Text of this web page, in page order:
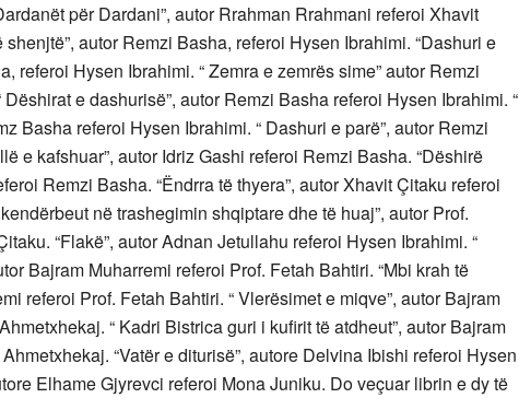
për Dardani”, autor Rrahman Rrahmani referoi Xhavit
autor Remzi Basha, referoi Hysen Ibrahimi. “Dashuri e
referoi Hysen Ibrahimi. “ Zemra e zemrës sime” autor Remzi
e dashurisë”, autor Remzi Basha referoi Hysen Ibrahimi. “
Basha referoi Hysen Ibrahimi. “ Dashuri e parë”, autor Remzi
e kafshuar”, autor Idriz Gashi referoi Remzi Basha. “Dëshirë
Remzi Basha. “Ëndrra të thyera”, autor Xhavit Çitaku referoi
në trashegimin shqiptare dhe të huaj”, autor Prof.
“Flakë”, autor Adnan Jetullahu referoi Hysen Ibrahimi. “
Bajram Muharremi referoi Prof. Fetah Bahtiri. “Mbi krah të
referoi Prof. Fetah Bahtiri. “ Vlerësimet e miqve”, autor Bajram
“ Kadri Bistrica guri i kufirit të atdheut”, autor Bajram
“Vatër e diturisë”, autore Delvina Ibishi referoi Hysen
Elhame Gjyrevci referoi Mona Juniku. Do veçuar librin e dy të